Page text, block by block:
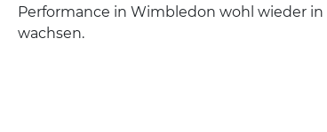
Performance in Wimbledon wohl wieder
wachsen.